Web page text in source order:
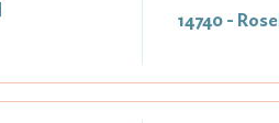
14740 - Rosel